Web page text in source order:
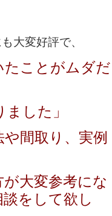
大変好評で、
たことがムダだ
ました」
や間取り、実例
が大変参考にな
をして欲し